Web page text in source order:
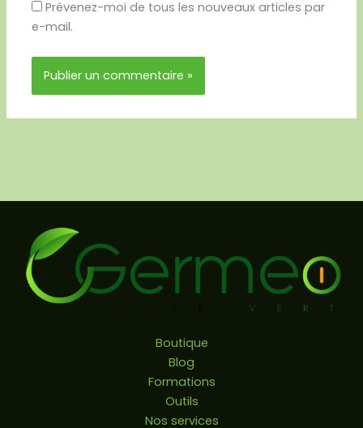
Prévenez-moi de tous les nouveaux articles par
e-mail.
Boutique
Blog
Formations
Outils
Nos services